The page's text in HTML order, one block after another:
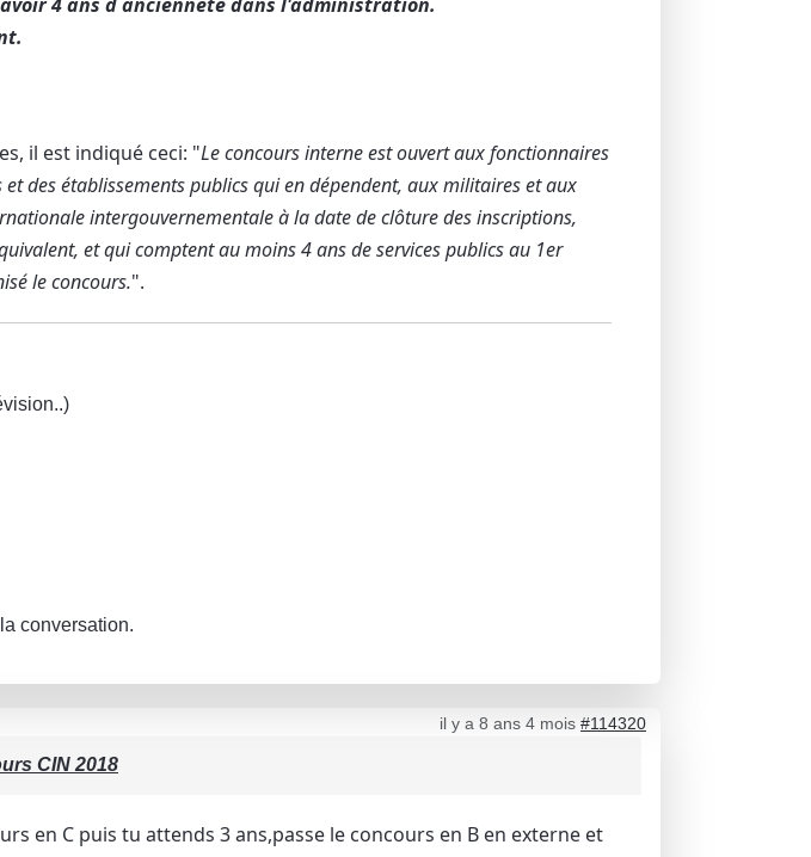
il est indiqué ceci: "Le concours interne est ouvert aux fonctionnaires
des établissements publics qui en dépendent, aux militaires et aux
intergouvernementale à la date de clôture des inscriptions,
et qui comptent au moins 4 ans de services publics au 1er
le concours.".
conversation.
il y a 8 ans 4 mois #114320
CIN 2018
en C puis tu attends 3 ans,passe le concours en B en externe et